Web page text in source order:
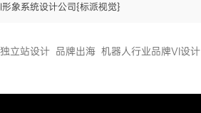
象系统设计公司{标派视觉}
立站设计 品牌出海 机器人行业品牌VI设计